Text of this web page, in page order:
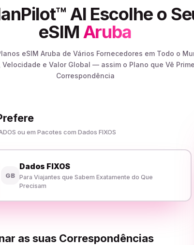
AI Escolhe o
eSIM Aruba
eSIM Aruba de Vários Fornecedores em Todo o
Velocidade e Valor Global — assim o Plano que Vê
Correspondência
ou em Pacotes com Dados FIXOS
GB
Dados FIXOS
Para Viajantes que Sabem Exatamente do Que
Precisam
as suas Correspondências